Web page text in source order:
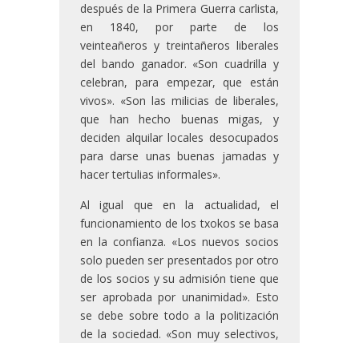
después de la Primera Guerra carlista,
en 1840, por parte de los
veinteañeros y treintañeros liberales
del bando ganador. «Son cuadrilla y
celebran, para empezar, que están
vivos». «Son las milicias de liberales,
que han hecho buenas migas, y
deciden alquilar locales desocupados
para darse unas buenas jamadas y
hacer tertulias informales».
Al igual que en la actualidad, el
funcionamiento de los txokos se basa
en la confianza. «Los nuevos socios
solo pueden ser presentados por otro
de los socios y su admisión tiene que
ser aprobada por unanimidad». Esto
se debe sobre todo a la politización
de la sociedad. «Son muy selectivos,